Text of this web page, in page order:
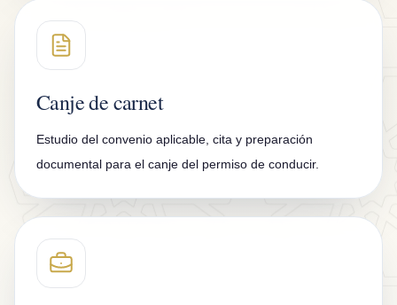
n
t
a
c
o
Canje de carnet
Estudio del convenio aplicable, cita y preparación
documental para el canje del permiso de conducir.